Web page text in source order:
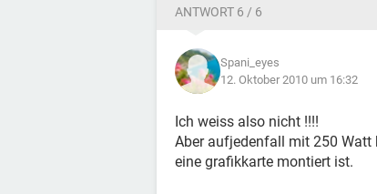
ANTWORT 6 / 6
Spani_eyes
12. Oktober 2010 um 16:32
Ich weiss also nicht !!!!
Aber aufjedenfall mit 250
eine grafikkarte montiert ist.